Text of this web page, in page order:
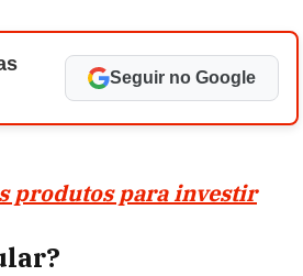
Seguir no Google
produtos para investir